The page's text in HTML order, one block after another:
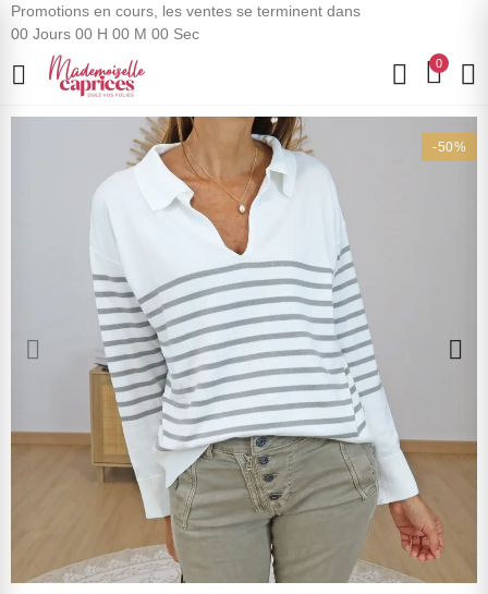
Promotions en cours, les ventes se terminent dans
00 Jours 00 H 00 M 00 Sec
0
-50%